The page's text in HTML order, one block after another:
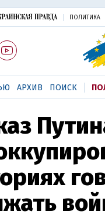
ПОЛИТИКА
АРХИВ ПОИСК